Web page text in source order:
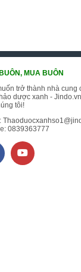
MUA BUÔN
trở thành nhà cung
dược xanh -
tôi!
0839363777